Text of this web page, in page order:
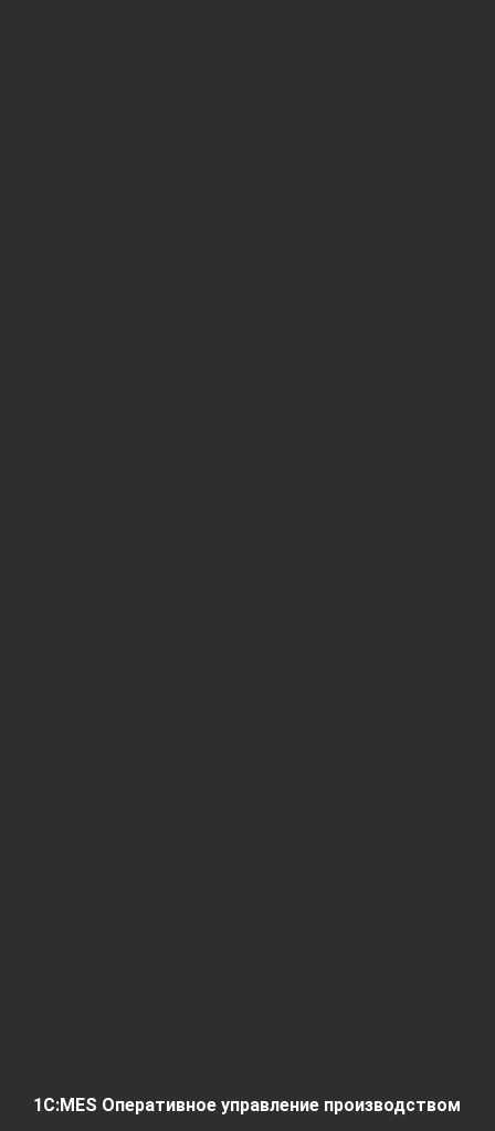
1С:MES Оперативное управление производством